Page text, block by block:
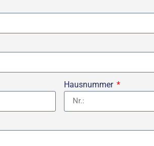
Hausnummer